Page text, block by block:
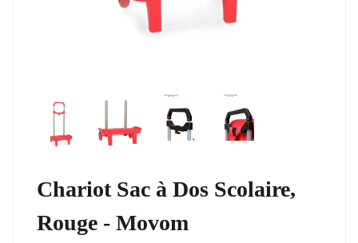
Chariot Sac à Dos Scolaire,
Rouge - Movom